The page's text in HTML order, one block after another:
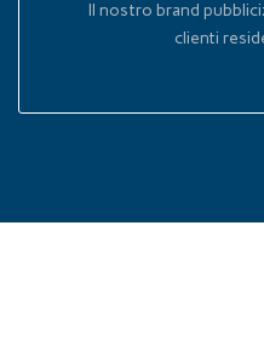
Il nostro brand
clienti